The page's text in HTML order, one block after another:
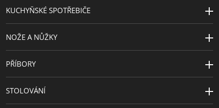
KUCHYŇSKÉ SPOTŘEBIČE
NOŽE A NŮŽKY
PŘÍBORY
STOLOVÁNÍ